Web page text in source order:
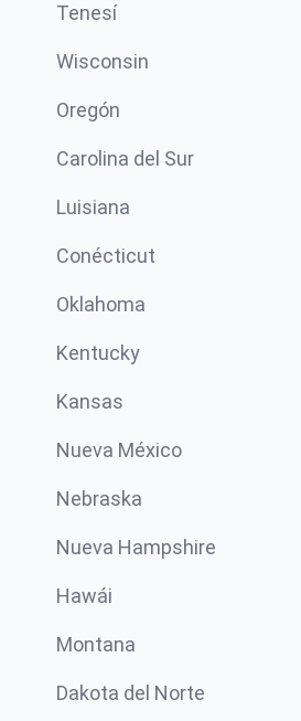
Tenesí
Wisconsin
Oregón
Carolina del Sur
Luisiana
Conécticut
Oklahoma
Kentucky
Kansas
Nueva México
Nebraska
Nueva Hampshire
Hawái
Montana
Dakota del Norte